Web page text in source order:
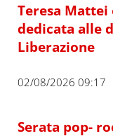
Teresa
dedicata alle
Liberazione
02/08/2026 09:17
Serata pop-